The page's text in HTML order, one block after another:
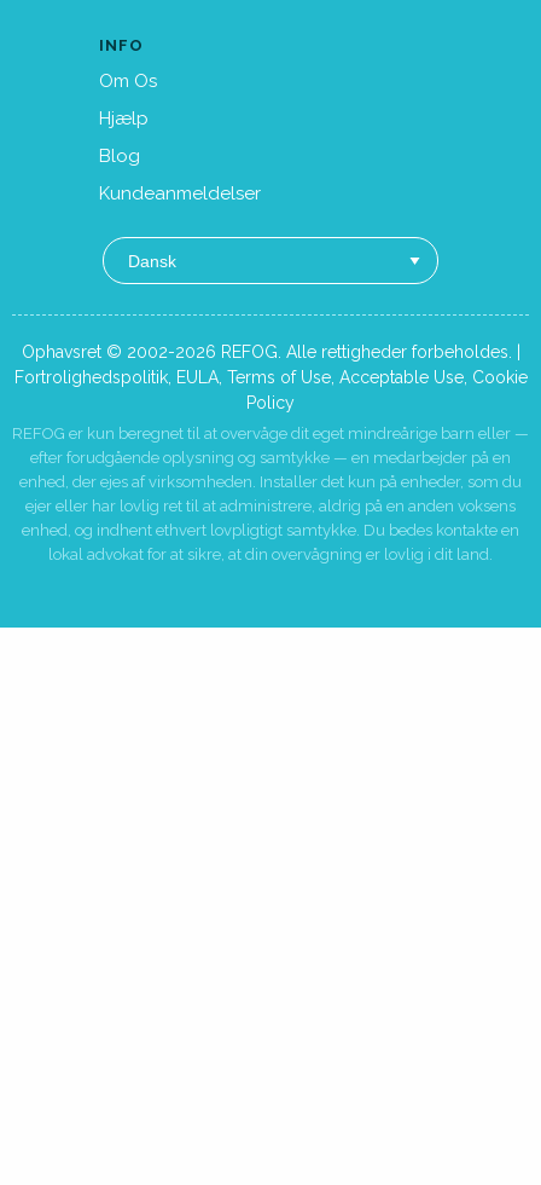
INFO
Om Os
Hjælp
Blog
Kundeanmeldelser
Ophavsret © 2002-2026 REFOG. Alle rettigheder forbeholdes. |
Fortrolighedspolitik, EULA, Terms of Use, Acceptable Use, Cookie
Policy
REFOG er kun beregnet til at overvåge dit eget mindreårige barn eller —
efter forudgående oplysning og samtykke — en medarbejder på en
enhed, der ejes af virksomheden. Installer det kun på enheder, som du
ejer eller har lovlig ret til at administrere, aldrig på en anden voksens
enhed, og indhent ethvert lovpligtigt samtykke. Du bedes kontakte en
lokal advokat for at sikre, at din overvågning er lovlig i dit land.